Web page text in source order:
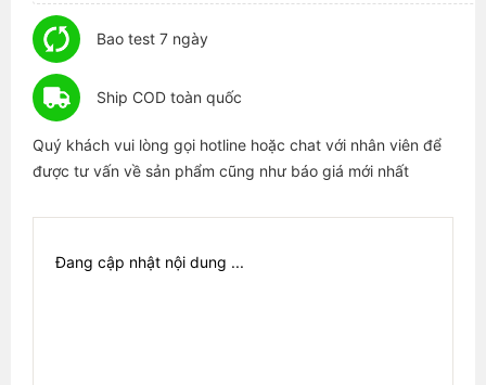
Bao test 7 ngày
Ship COD toàn quốc
Quý khách vui lòng gọi hotline hoặc chat với nhân viên để
được tư vấn về sản phẩm cũng như báo giá mới nhất
Đang cập nhật nội dung ...